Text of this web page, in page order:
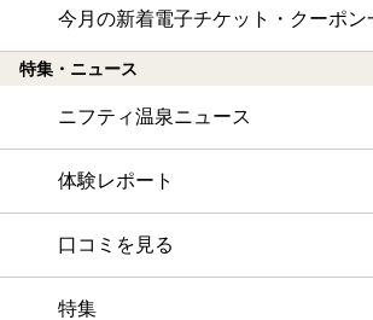
今月の新着電子チケット・クーポン
特集・ニュース
ニフティ温泉ニュース
体験レポート
口コミを見る
特集